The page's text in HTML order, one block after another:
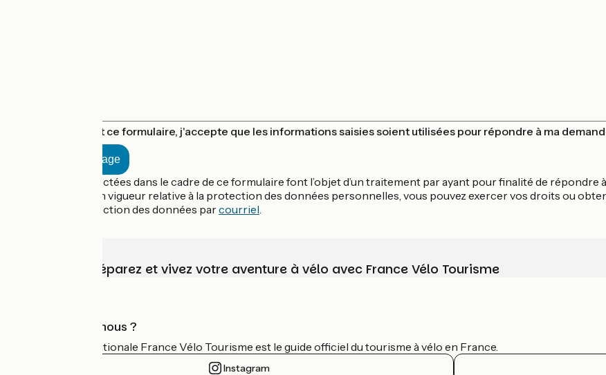
En soumettant ce formulaire, j'accepte que les informations saisies soient utilisées pour répondre à ma
Les données collectées dans le cadre de ce formulaire font l’objet d’un traitement par ayant pour finalité de
réglementation en vigueur relative à la protection des données personnelles, vous pouvez exercer vos droits ou
Délégué à la protection des données parcourriel.
Choisissez, préparez et vivez votre aventure à vélo avec France Vélo Tourisme
Qui sommes-nous ?
L'association nationale France Vélo Tourisme est le guide officiel du tourisme à vélo en France.
Instagram